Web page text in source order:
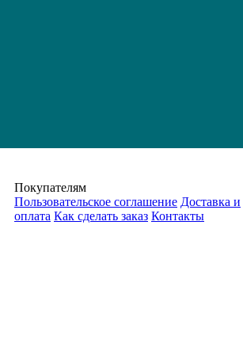
Покупателям
Пользовательское соглашение Доставка и
оплата Как сделать заказ Контакты